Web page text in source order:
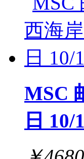
MSC
日 10/